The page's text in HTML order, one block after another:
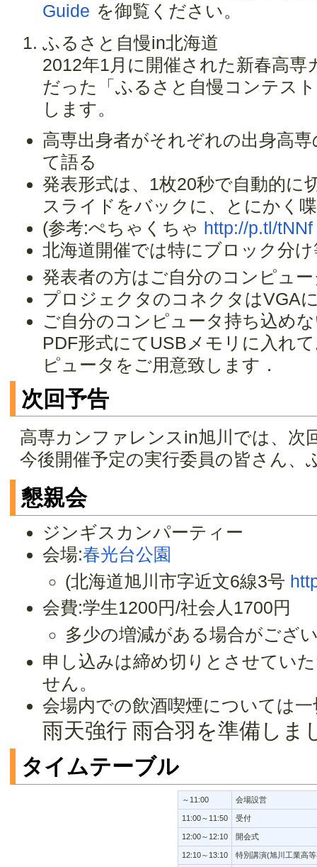
Guide を御覧ください。
ふるさと自慢in北海道
2012年1月に開催された新春高
だった「ふるさと自慢コンテス
します。
高専出身者がそれぞれの出身高
て語る
発表形式は、1枚20秒で自動的に
スライドをバックに、とにかく
(参考:ぺちゃくちゃ http://p.tl/tNNf
北海道開催では特にブロック分
発表者の方はご自分のコンピュ
プロジェクタのコネクタはVGA
ご自分のコンピュータ持ち込め
PDF形式にてUSBメモリに入れ
ピュータをご用意致します．
次回予告
高専カンファレンスin旭川では、次
今後開催予定の実行委員の皆さん、
懇親会
ジンギスカンパーティー
会場:春光台公園
(北海道旭川市字近文6線3号
会費:学生1200円/社会人1700円
多少の増減がある場合がござ
申し込みは締め切りとさせてい
せん。
会場内での飲酒喫煙については
雨天強行 雨合羽を準備しま
タイムテーブル
～11:00 会場設営
11:00～11:50 受付
12:00～12:10 開会式
12:10～13:10 特別講演(旭川工業高